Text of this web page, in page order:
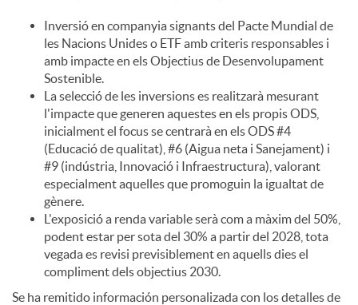
s
Inversió en companyia signants del Pacte Mundial de
les Nacions Unides o ETF amb criteris responsables i
amb impacte en els Objectius de Desenvolupament
Sostenible.
La selecció de les inversions es realitzarà mesurant
l'impacte que generen aquestes en els propis ODS,
inicialment el focus se centrarà en els ODS #4
(Educació de qualitat), #6 (Aigua neta i Sanejament) i
#9 (indústria, Innovació i Infraestructura), valorant
especialment aquelles que promoguin la igualtat de
gènere.
L'exposició a renda variable serà com a màxim del 50%,
podent estar per sota del 30% a partir del 2028, tota
vegada es revisi previsiblement en aquells dies el
compliment dels objectius 2030.
Se ha remitido información personalizada con los detalles de